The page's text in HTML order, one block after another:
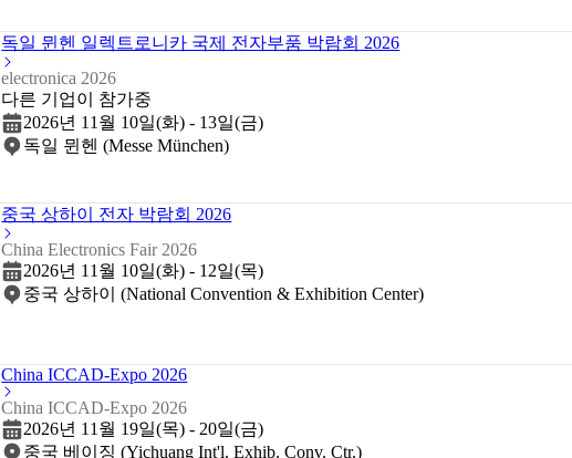
독일 뮌헨 일렉트로니카 국제 전자부품 박람회 2026
electronica 2026
다른 기업이 참가중
2026년 11월 10일(화) - 13일(금)
독일 뮌헨 (Messe München)
중국 상하이 전자 박람회 2026
China Electronics Fair 2026
2026년 11월 10일(화) - 12일(목)
중국 상하이 (National Convention & Exhibition Center)
China ICCAD-Expo 2026
China ICCAD-Expo 2026
2026년 11월 19일(목) - 20일(금)
중국 베이징 (Yichuang Int'l. Exhib. Conv. Ctr.)